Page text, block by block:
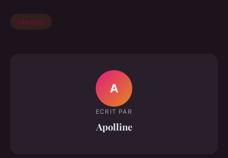
Lifestyle
A
ECRIT PAR
Apolline